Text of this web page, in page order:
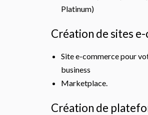
Platinum)
Création de sites
Site e-commerce pour
business
Marketplace.
Création de